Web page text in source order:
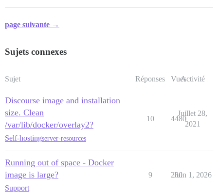
page suivante →
Sujets connexes
Sujet Réponses VuesActivité
Discourse image and installation
size. Clean
/var/lib/docker/overlay2?
Self-hostingserver-resources
10 4480
Juillet 28,
2021
Running out of space - Docker
image is large?
Support
9 280
Juin 1, 2026